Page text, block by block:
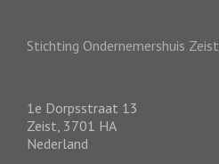
Stichting Ondernemershuis Zeist
1e Dorpsstraat 13
Zeist, 3701 HA
Nederland